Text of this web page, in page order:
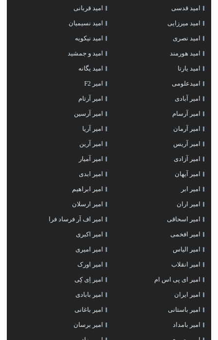
امید قدسی امید قربانی
امید میرزایی امید نسیمیان
امید نصری امید نیکویه
امید هورمند امید و جمشید
امید یارتا امید یگانه
امیدعلومی امیر F2
امیر آبادی امیر آرتام
امیر آرسام امیر آرسین
امیر آرمان امیر آریا
امیر آریس امیر آرین
امیر آزادی امیر آمیار
امیر آیهان امیر ابدی
امیر ابر امیر ابراهیم
امیر اران امیر ارسلان
امیر اسحاقی امیر اف آر فرساد فرا
امیر افخمی امیر اکبری
امیر الیاس امیر امیری
امیر انقلاب امیر اورک
امیر ای پی اس ام امیر اِی کِی
امیر ایران امیر بابادی
امیر باستانی امیر باغانی
امیر بامداد امیر برسان